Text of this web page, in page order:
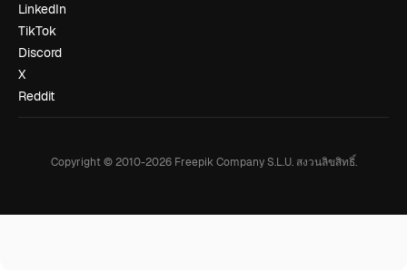
LinkedIn
TikTok
Discord
X
Reddit
Copyright © 2010-2026Freepik Company S.L.U. สงวนลิขสิทธิ์.